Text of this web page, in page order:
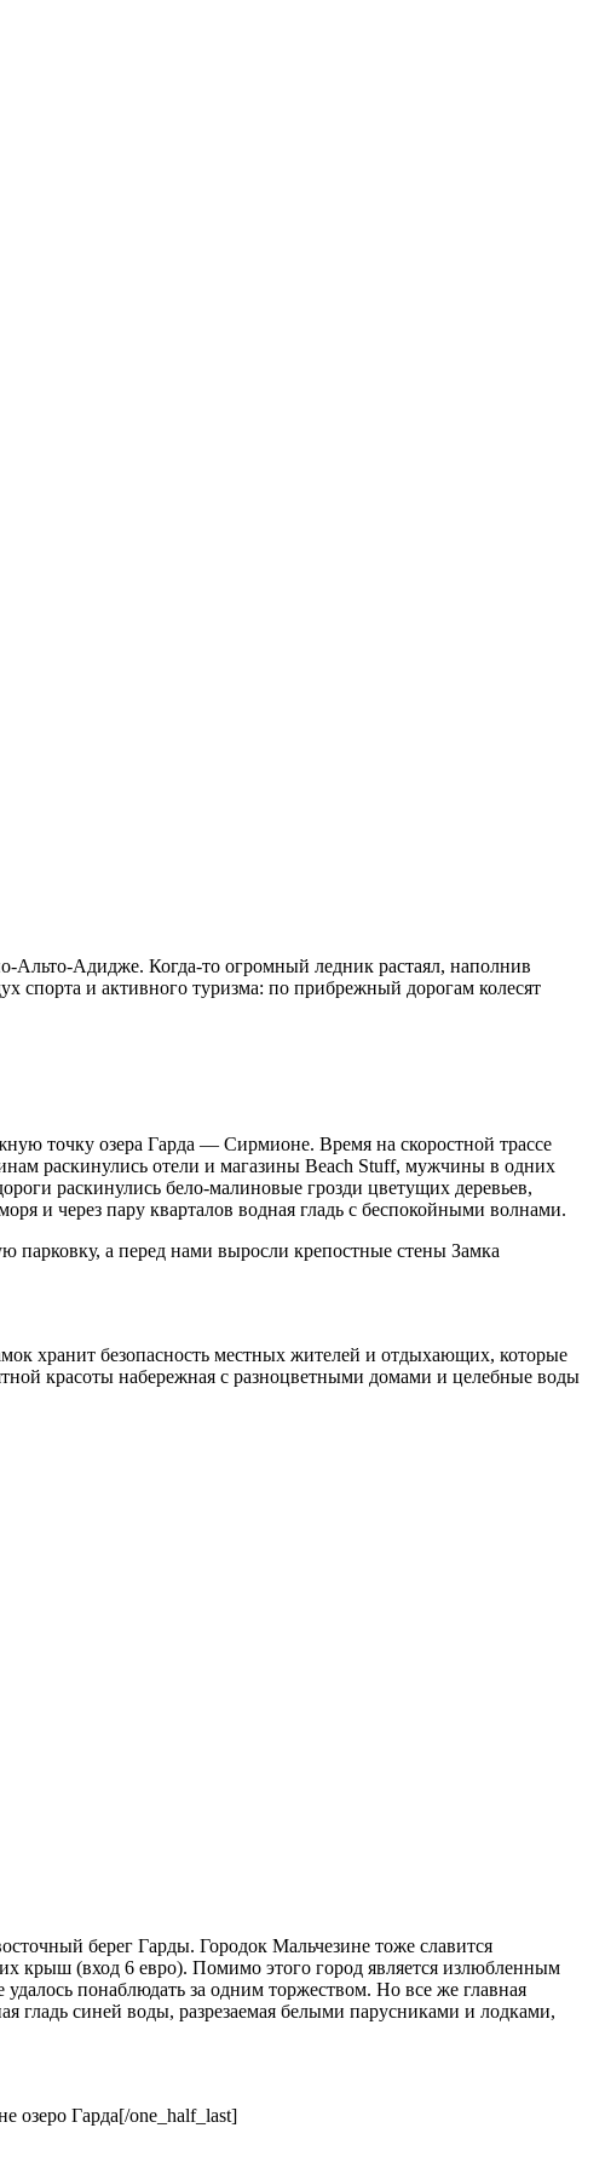
Альто-Адидже. Когда-то огромный ледник растаял, наполнив
спорта и активного туризма: по прибрежный дорогам колесят
точку озера Гарда — Сирмионе. Время на скоростной трассе
раскинулись отели и магазины Beach Stuff, мужчины в одних
раскинулись бело-малиновые грозди цветущих деревьев,
и через пару кварталов водная гладь с беспокойными волнами.
парковку, а перед нами выросли крепостные стены Замка
хранит безопасность местных жителей и отдыхающих, которые
красоты набережная с разноцветными домами и целебные воды
берег Гарды. Городок Мальчезине тоже славится
крыш (вход 6 евро). Помимо этого город является излюбленным
понаблюдать за одним торжеством. Но все же главная
гладь синей воды, разрезаемая белыми парусниками и лодками,
[/one_half_last]